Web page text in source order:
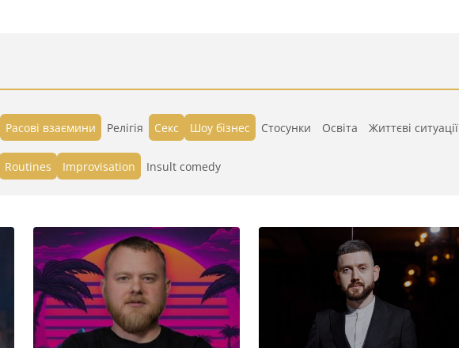
Расові взаємини Релігія Секс Шоу бізнес Стосунки Освіта Життєві ситуації
Routines Improvisation Insult comedy